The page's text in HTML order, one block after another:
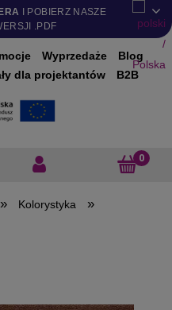
I POBIERZ NASZE
.PDF
Wyprzedaże
Blog
dla projektantów B2B
» Kolorystyka »